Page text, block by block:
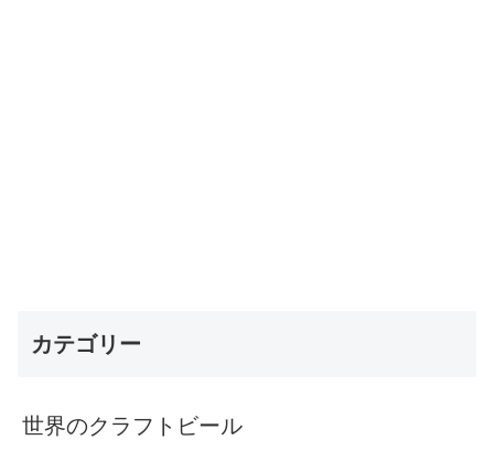
カテゴリー
世界のクラフトビール